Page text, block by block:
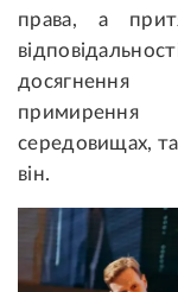
права, а
середовищах,
він.